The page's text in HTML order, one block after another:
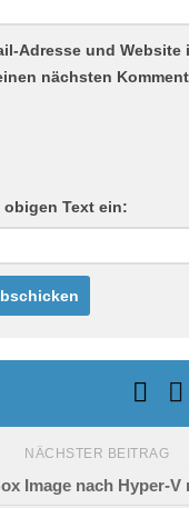
Adresse und Website
nächsten
obigen Text ein:
NÄCHSTER BEITRAG
Image nach Hyper-V